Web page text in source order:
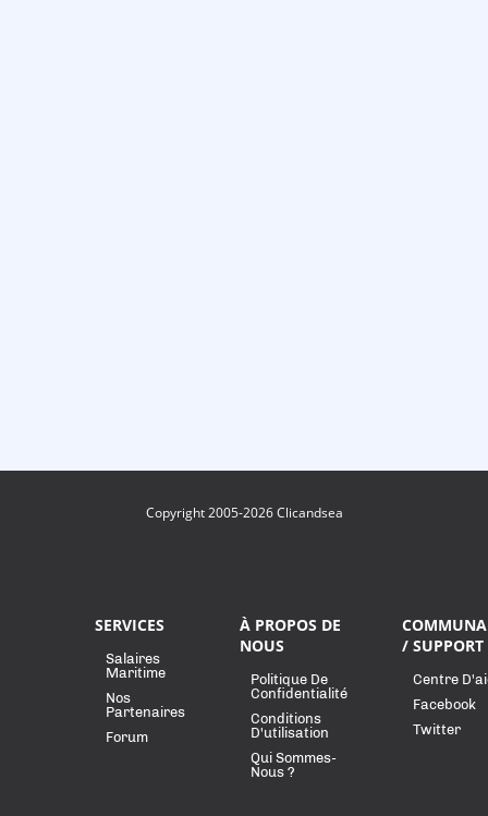
Copyright 2005-2026 Clicandsea
SERVICES
Salaires
Maritime
Nos
Partenaires
Forum
À PROPOS DE
NOUS
Politique De
Confidentialité
Conditions
D'utilisation
Qui Sommes-
Nous ?
/ SUPPORT
Centre
Facebook
Twitter